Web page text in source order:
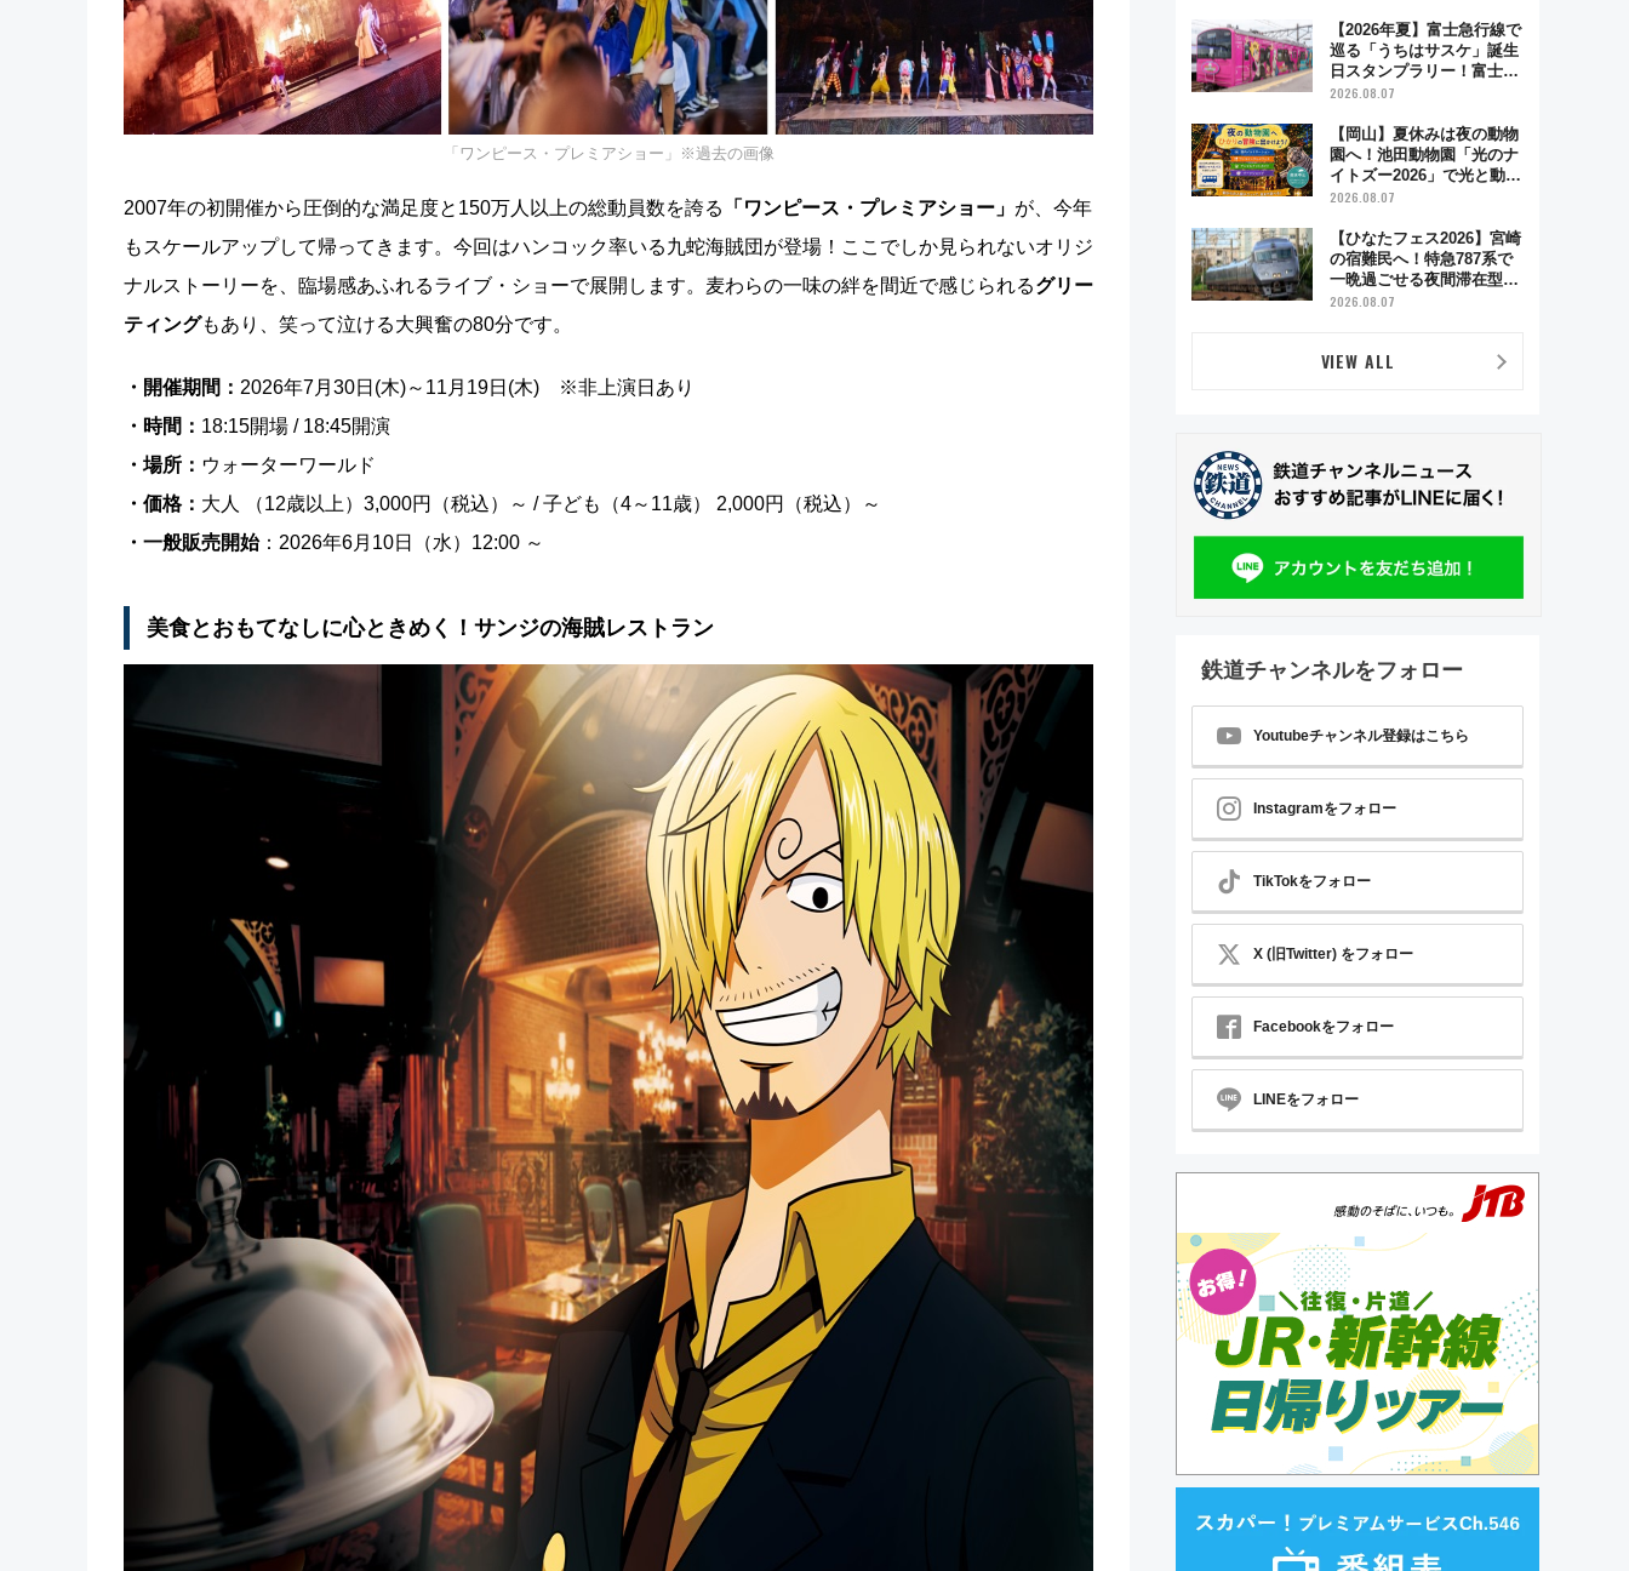
「ワンピース・プレミアショー」※過去の画像
2007年の初開催から圧倒的な満足度と150万人以上の総動員数を誇る 「ワンピース・プレミアショー」 が、今年
もスケールアップして帰ってきます。今回はハンコック率いる九蛇海賊団が登場！ここでしか見られないオリジ
ナルストーリーを、臨場感あふれるライブ・ショーで展開します。麦わらの一味の絆を間近で感じられるグリー
ティングもあり、笑って泣ける大興奮の80分です。
・開催期間： 2026年7月30日(木)～11月19日(木) ※非上演日あり
・時間： 18:15開場 / 18:45開演
・場所： ウォーターワールド
・価格： 大人 （12歳以上）3,000円（税込）～ / 子ども（4～11歳） 2,000円（税込）～
・一般販売開始：2026年6月10日（水）12:00 ～
美食とおもてなしに心ときめく！サンジの海賊レストラン
【2026年夏】富士急行線で
巡る「うちはサスケ」誕生
日スタンプラリー！富士急
ハイランド限定グルメ＆グ
2026.08.07
【岡山】夏休みは夜の動物
園へ！池田動物園「光のナ
イトズー2026」で光と動物
が彩る特別な夜
2026.08.07
【ひなたフェス2026】宮崎
の宿難民へ！特急787系で
一晩過ごせる夜間滞在型イ
ベント「スワローおひさ
2026.08.07
VIEW ALL
鉄道チャンネルをフォロー
Youtubeチャンネル登録はこちら
Instagramをフォロー
TikTokをフォロー
X (旧Twitter) をフォロー
Facebookをフォロー
LINEをフォロー